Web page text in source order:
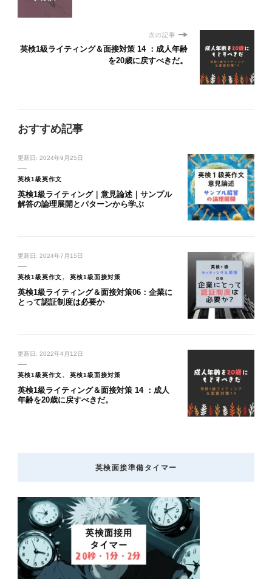
次の記事
英検1級ライティング＆面接対策 14 ：成人年齢
を20歳に戻すべきだ。
おすすめ記事
更新日: 2024年9月25日
英検1級英作文
英検1級ライティング｜意見論述｜サンプル
解答の論理展開とパターンから学ぶ
更新日: 2024年7月15日
英検1級英作文 英検1級面接対策
英検1級ライティング＆面接対策06：企業に
とって認証制度は必要か
更新日: 2022年4月12日
英検1級英作文 英検1級面接対策
英検1級ライティング＆面接対策 14 ：成人
年齢を20歳に戻すべきだ。
英検面接準備タイマー